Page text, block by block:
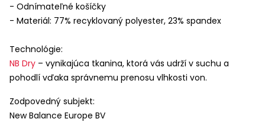
- Odnímateľné košíčky
- Materiál: 77% recyklovaný polyester, 23% spandex
Technológie:
NB Dry – vynikajúca tkanina, ktorá vás udrží v suchu a
pohodlí vďaka správnemu prenosu vlhkosti von.
Zodpovedný subjekt:
New Balance Europe BV